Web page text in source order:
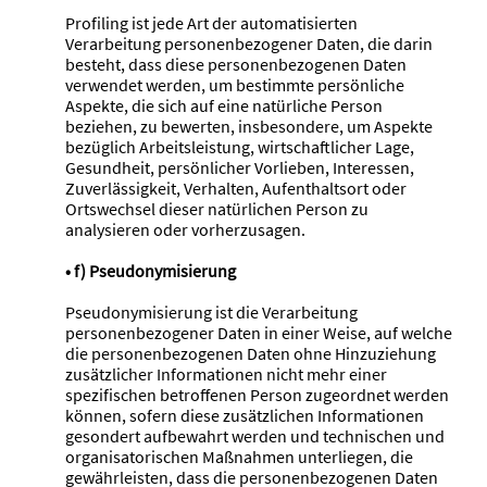
Profiling ist jede Art der automatisierten
Verarbeitung personenbezogener Daten, die darin
besteht, dass diese personenbezogenen Daten
verwendet werden, um bestimmte persönliche
Aspekte, die sich auf eine natürliche Person
beziehen, zu bewerten, insbesondere, um Aspekte
bezüglich Arbeitsleistung, wirtschaftlicher Lage,
Gesundheit, persönlicher Vorlieben, Interessen,
Zuverlässigkeit, Verhalten, Aufenthaltsort oder
Ortswechsel dieser natürlichen Person zu
analysieren oder vorherzusagen.
• f) Pseudonymisierung
Pseudonymisierung ist die Verarbeitung
personenbezogener Daten in einer Weise, auf welche
die personenbezogenen Daten ohne Hinzuziehung
zusätzlicher Informationen nicht mehr einer
spezifischen betroffenen Person zugeordnet werden
können, sofern diese zusätzlichen Informationen
gesondert aufbewahrt werden und technischen und
organisatorischen Maßnahmen unterliegen, die
gewährleisten, dass die personenbezogenen Daten